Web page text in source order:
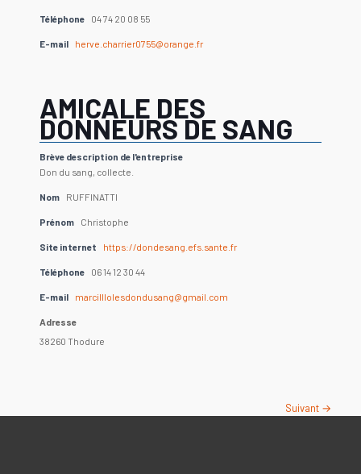
Téléphone 04 74 20 08 55
E-mail herve.charrier0755@orange.fr
AMICALE DES
DONNEURS DE SANG
Brève description de l'entreprise
Don du sang, collecte.
Nom RUFFINATTI
Prénom Christophe
Site internet https://dondesang.efs.sante.fr
Téléphone 06 14 12 30 44
E-mail marcilllolesdondusang@gmail.com
Adresse
38260 Thodure
Suivant →